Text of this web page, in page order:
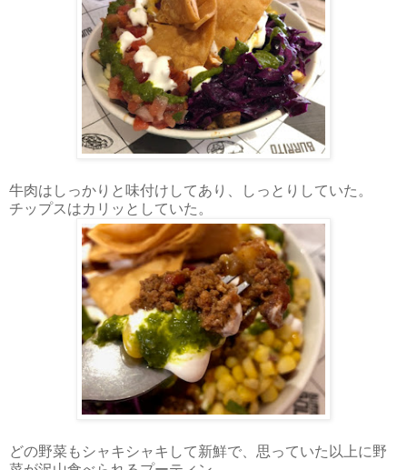
牛肉はしっかりと味付けしてあり、しっとりしていた。
チップスはカリッとしていた。
どの野菜もシャキシャキして新鮮で、思っていた以上に野